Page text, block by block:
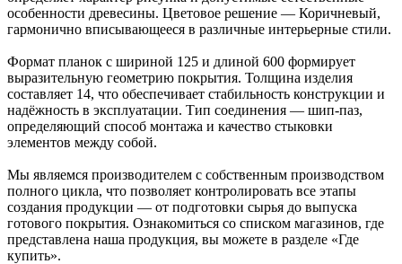
особенности древесины. Цветовое решение — Коричневый,
гармонично вписывающееся в различные интерьерные стили.
Формат планок с шириной 125 и длиной 600 формирует
выразительную геометрию покрытия. Толщина изделия
составляет 14, что обеспечивает стабильность конструкции и
надёжность в эксплуатации. Тип соединения — шип-паз,
определяющий способ монтажа и качество стыковки
элементов между собой.
Мы являемся производителем с собственным производством
полного цикла, что позволяет контролировать все этапы
создания продукции — от подготовки сырья до выпуска
готового покрытия. Ознакомиться со списком магазинов, где
представлена наша продукция, вы можете в разделе «Где
купить».